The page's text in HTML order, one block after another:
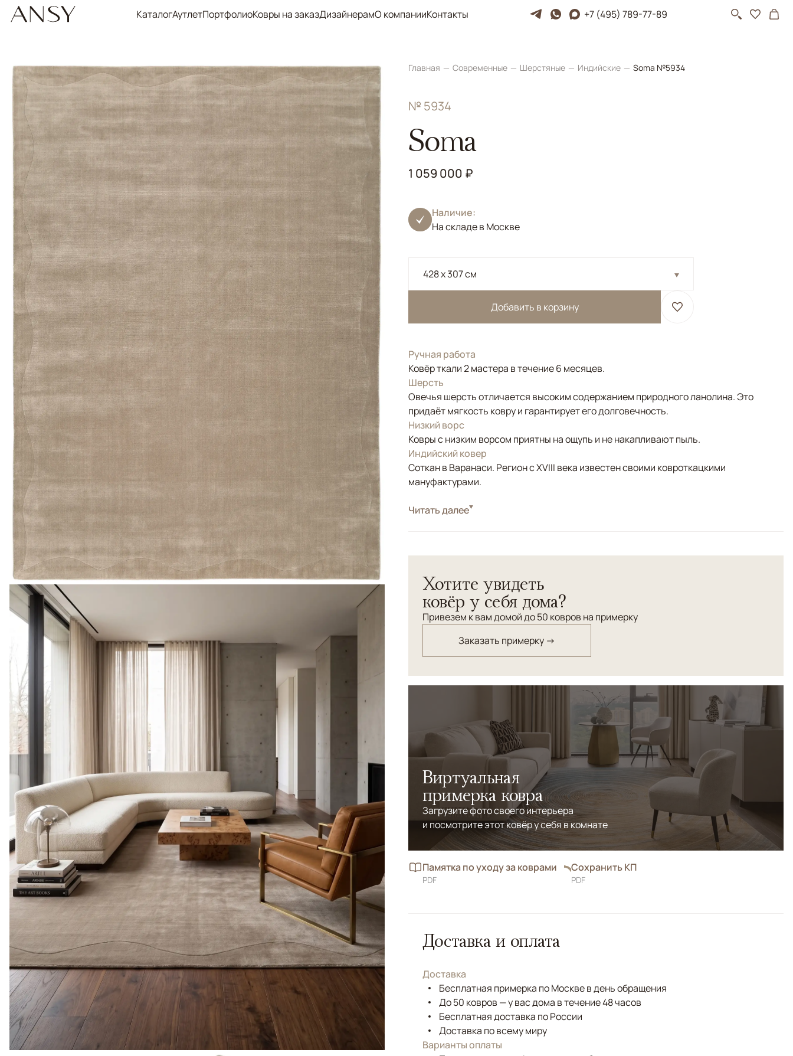
КаталогАутлетПортфолиоКовры на заказДизайнерамО компанииКонтакты +7 (495) 789-77-89
Главная Современные Шерстяные Индийские Soma №5934
№ 5934
Soma
1 059 000 ₽
Наличие:
На складе в Москве
428 x 307 см
Добавить в корзину
Ручная работа
Ковёр ткали 2 мастера в течение 6 месяцев.
Шерсть
Овечья шерсть отличается высоким содержанием природного ланолина. Это
придаёт мягкость ковру и гарантирует его долговечность.
Низкий ворс
Ковры с низким ворсом приятны на ощупь и не накапливают пыль.
Индийский ковер
Соткан в Варанаси. Регион с XVIII века известен своими ковроткацкими
мануфактурами.
СтильСовременные
ощущение уюта и спокойствия, оставаясь выразительным элементом
пространства. Ковры сотканы из премиальной натуральной шерсти и отличаются
благородной фактурой и долговечностью.
Читать далее
Хотите увидеть
ковёр у себя дома?
Привезем к вам домой до 50 ковров на примерку
Заказать примерку →
Виртуальная
примерка ковра
Загрузите фото своего интерьера
и посмотрите этот ковёр у себя в комнате
Памятка по уходу за коврами
PDF
Сохранить КП
PDF
Доставка и оплата
Доставка
Бесплатная примерка по Москве в день обращения
До 50 ковров — у вас дома в течение 48 часов
Бесплатная доставка по России
Доставка по всему миру
Варианты оплаты